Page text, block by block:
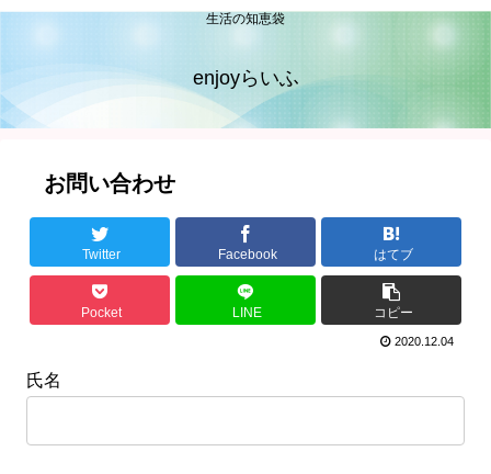
生活の知恵袋
enjoyらいふ
お問い合わせ
Twitter Facebook はてブ
Pocket LINE コピー
2020.12.04
氏名